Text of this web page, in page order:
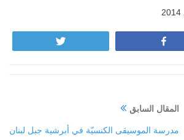
المقال السابق
مدرسة الموسيقى الكنسيّة في أبرشية جبل لبنان